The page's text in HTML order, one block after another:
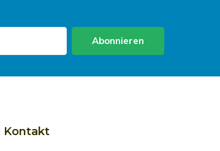
Abonnieren
Kontakt